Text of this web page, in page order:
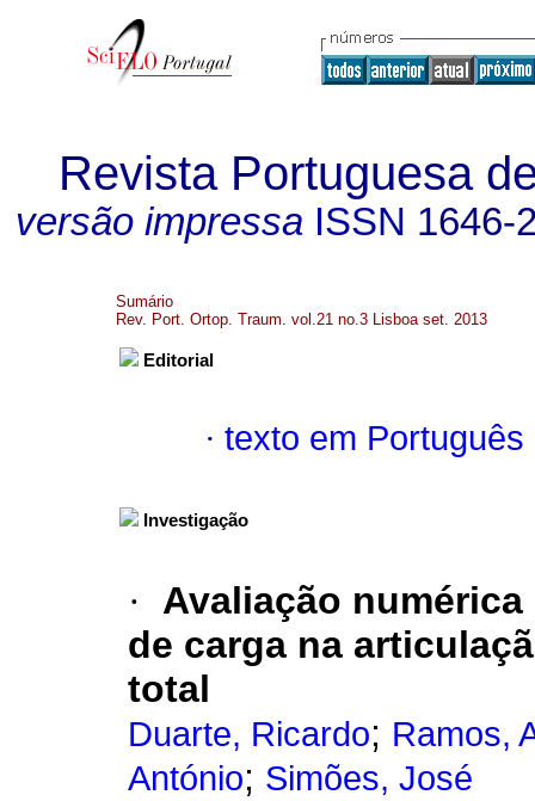
Revista Portuguesa
versão impressa ISSN 1646-
Sumário
Rev. Port. Ortop. Traum. vol.21 no.3 Lisboa set. 2013
Editorial
· texto em Português
Investigação
·
Avaliação
de carga na
total
Duarte, Ricardo; Ramos,
António; Simões, José